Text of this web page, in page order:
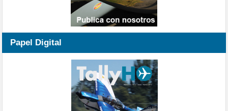
Papel Digital